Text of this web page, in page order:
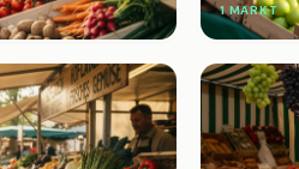
1 MARKT